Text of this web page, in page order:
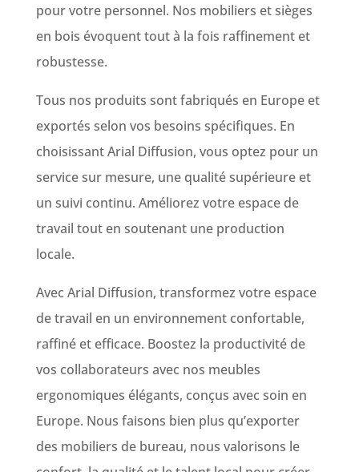
pour votre personnel. Nos mobiliers et sièges
en bois évoquent tout à la fois raffinement et
robustesse.
Tous nos produits sont fabriqués en Europe et
exportés selon vos besoins spécifiques. En
choisissant Arial Diffusion, vous optez pour un
service sur mesure, une qualité supérieure et
un suivi continu. Améliorez votre espace de
travail tout en soutenant une production
locale.
Avec Arial Diffusion, transformez votre espace
de travail en un environnement confortable,
raffiné et efficace. Boostez la productivité de
vos collaborateurs avec nos meubles
ergonomiques élégants, conçus avec soin en
Europe. Nous faisons bien plus qu’exporter
des mobiliers de bureau, nous valorisons le